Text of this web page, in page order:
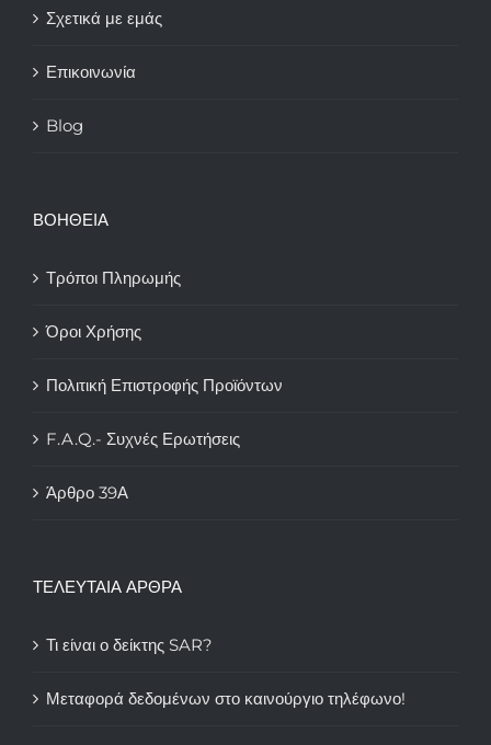
Σχετικά με εμάς
Επικοινωνία
Blog
ΒΟΗΘΕΙΑ
Τρόποι Πληρωμής
Όροι Χρήσης
Πολιτική Επιστροφής Προϊόντων
F.A.Q.- Συχνές Ερωτήσεις
Άρθρο 39Α
ΤΕΛΕΥΤΑΙΑ ΑΡΘΡΑ
Τι είναι ο δείκτης SAR?
Μεταφορά δεδομένων στο καινούργιο τηλέφωνο!